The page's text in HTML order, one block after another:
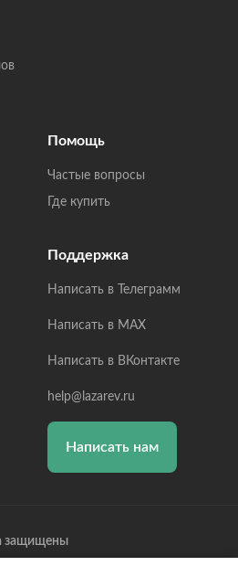
Помощь
Частые вопросы
Где купить
Поддержка
Написать в Телеграмм
Написать в MAX
Написать в ВКонтакте
help@lazarev.ru
Написать нам
защищены